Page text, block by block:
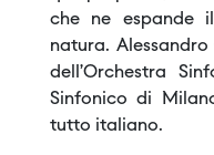
che ne espande
natura.
dell’Orchestra
Sinfonico di
tutto italiano.